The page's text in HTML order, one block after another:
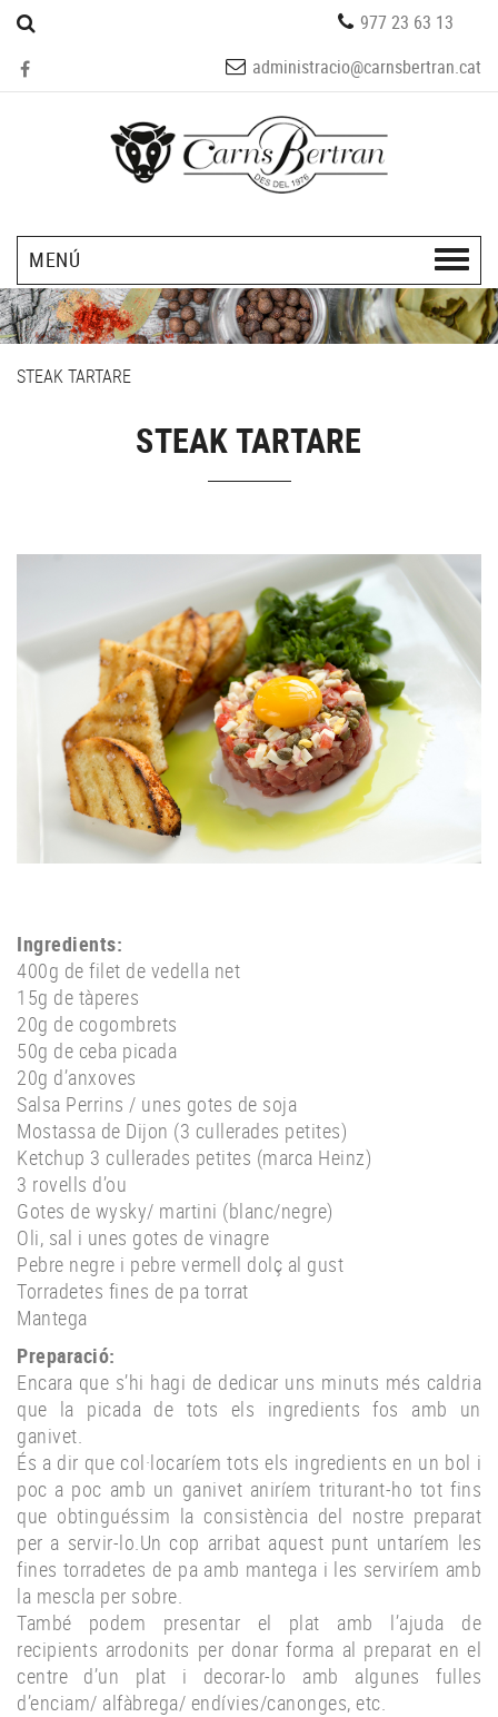
977 23 63 13
administracio@carnsbertran.cat
MENÚ
STEAK TARTARE
STEAK TARTARE
Ingredients:
400g de filet de vedella net
15g de tàperes
20g de cogombrets
50g de ceba picada
20g d’anxoves
Salsa Perrins / unes gotes de soja
Mostassa de Dijon (3 cullerades petites)
Ketchup 3 cullerades petites (marca Heinz)
3 rovells d’ou
Gotes de wysky/ martini (blanc/negre)
Oli, sal i unes gotes de vinagre
Pebre negre i pebre vermell dolç al gust
Torradetes fines de pa torrat
Mantega
Preparació:
Encara que s’hi hagi de dedicar uns minuts més caldria
que la picada de tots els ingredients fos amb un
ganivet.
És a dir que col·locaríem tots els ingredients en un bol i
poc a poc amb un ganivet aniríem triturant-ho tot fins
que obtinguéssim la consistència del nostre preparat
per a servir-lo.Un cop arribat aquest punt untaríem les
fines torradetes de pa amb mantega i les serviríem amb
la mescla per sobre.
També podem presentar el plat amb l’ajuda de
recipients arrodonits per donar forma al preparat en el
centre d’un plat i decorar-lo amb algunes fulles
d’enciam/ alfàbrega/ endívies/canonges, etc.